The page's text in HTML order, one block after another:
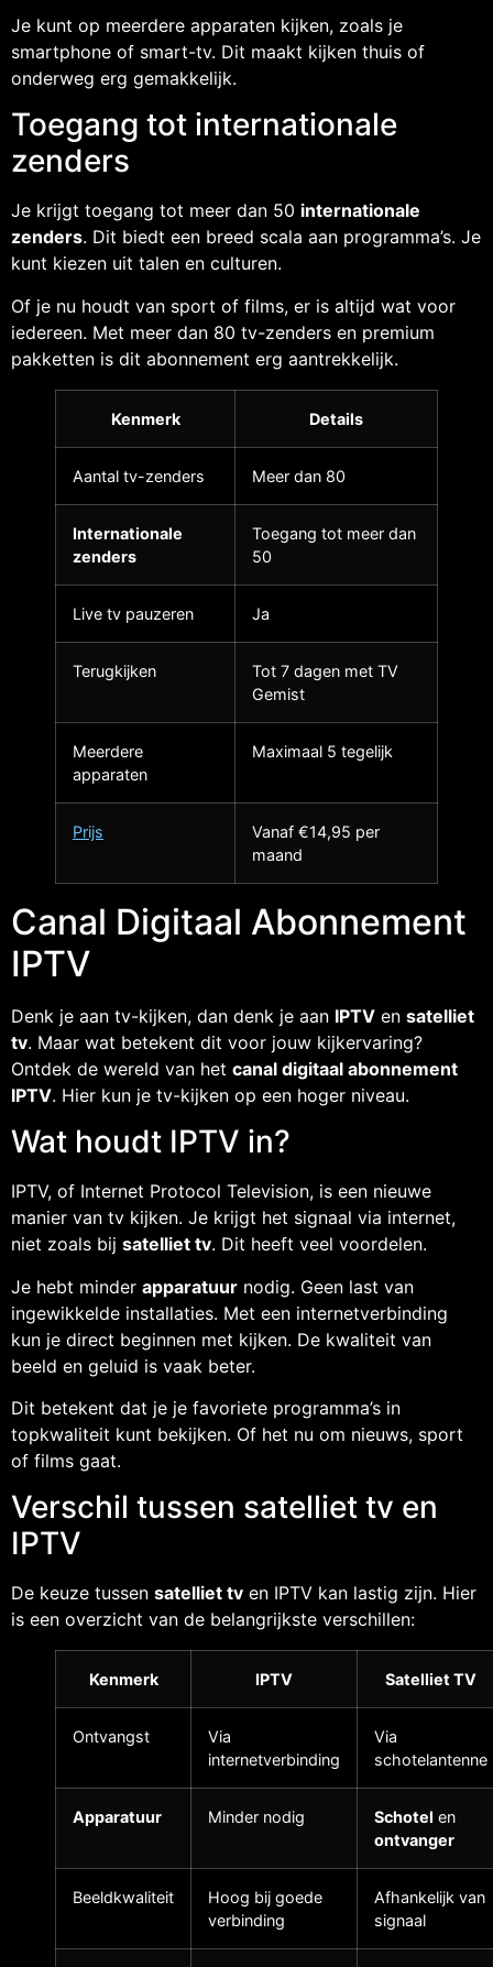
Je kunt op meerdere apparaten kijken, zoals je
smartphone of smart-tv. Dit maakt kijken thuis of
onderweg erg gemakkelijk.
Toegang tot internationale
zenders
Je krijgt toegang tot meer dan 50 internationale
zenders. Dit biedt een breed scala aan programma’s. Je
kunt kiezen uit talen en culturen.
Of je nu houdt van sport of films, er is altijd wat voor
iedereen. Met meer dan 80 tv-zenders en premium
pakketten is dit abonnement erg aantrekkelijk.
Kenmerk Details
Aantal tv-zenders Meer dan 80
Internationale
zenders
Toegang tot meer dan
50
Live tv pauzeren Ja
Terugkijken
Tot 7 dagen met TV
Gemist
Meerdere
apparaten
Maximaal 5 tegelijk
Prijs
Vanaf €14,95 per
maand
Canal Digitaal Abonnement
IPTV
Denk je aan tv-kijken, dan denk je aan IPTV en satelliet
tv. Maar wat betekent dit voor jouw kijkervaring?
Ontdek de wereld van het canal digitaal abonnement
IPTV. Hier kun je tv-kijken op een hoger niveau.
Wat houdt IPTV in?
IPTV, of Internet Protocol Television, is een nieuwe
manier van tv kijken. Je krijgt het signaal via internet,
niet zoals bij satelliet tv. Dit heeft veel voordelen.
Je hebt minder apparatuur nodig. Geen last van
ingewikkelde installaties. Met een internetverbinding
kun je direct beginnen met kijken. De kwaliteit van
beeld en geluid is vaak beter.
Dit betekent dat je je favoriete programma’s in
topkwaliteit kunt bekijken. Of het nu om nieuws, sport
of films gaat.
Verschil tussen satelliet tv en
IPTV
De keuze tussen satelliet tv en IPTV kan lastig zijn. Hier
is een overzicht van de belangrijkste verschillen:
Kenmerk IPTV Satelliet TV
Ontvangst
Via
internetverbinding
Via
schotelantenne
Apparatuur Minder nodig Schotel en
ontvanger
Beeldkwaliteit
Hoog bij goede
verbinding
Afhankelijk van
signaal